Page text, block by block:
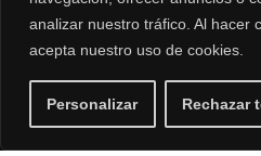
analizar nuestro tráfico. Al hacer
acepta nuestro uso de cookies.
Personalizar Rechazar
Política de privacidad
© 2026